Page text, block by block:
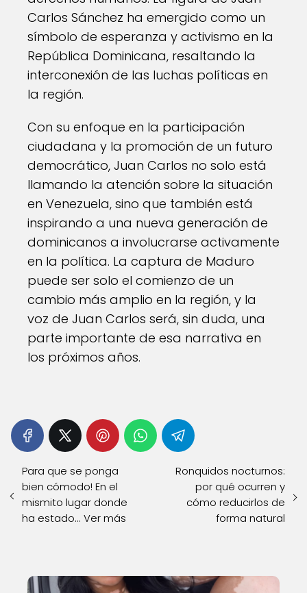
Carlos Sánchez ha emergido como un
símbolo de esperanza y activismo en la
República Dominicana, resaltando la
interconexión de las luchas políticas en
la región.
Con su enfoque en la participación
ciudadana y la promoción de un futuro
democrático, Juan Carlos no solo está
llamando la atención sobre la situación
en Venezuela, sino que también está
inspirando a una nueva generación de
dominicanos a involucrarse activamente
en la política. La captura de Maduro
puede ser solo el comienzo de un
cambio más amplio en la región, y la
voz de Juan Carlos será, sin duda, una
parte importante de esa narrativa en
los próximos años.
Para que se ponga
bien cómodo! En el
mismito lugar donde
ha estado... Ver más
Ronquidos nocturnos:
por qué ocurren y
cómo reducirlos de
forma natural